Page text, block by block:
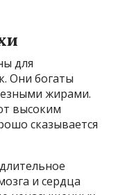
для
Они богаты
жирами.
высоким
сказывается
и сердца